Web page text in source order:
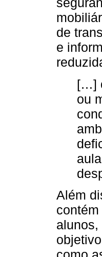
de
e
[…]
ou
Além